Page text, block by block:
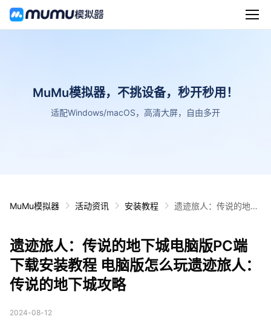
MuMu模拟器，不挑设备，秒开秒用！
适配Windows/macOS，高清大屏，自由多开
MuMu模拟器 活动资讯 安装教程
遗迹旅人：传说的地下
迹旅人：传说的地下城
攻略
遗迹旅人：传说的地下城电脑版PC端
下载安装教程 电脑版怎么玩遗迹旅人：
传说的地下城攻略
2024-08-12